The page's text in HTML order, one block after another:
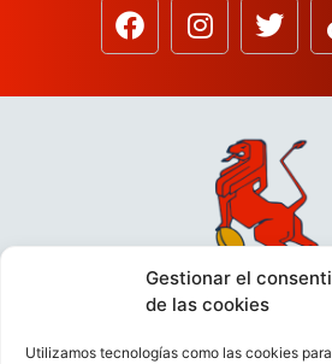
Gestionar el
de las cookies
Utilizamos tecnologías como las cookies